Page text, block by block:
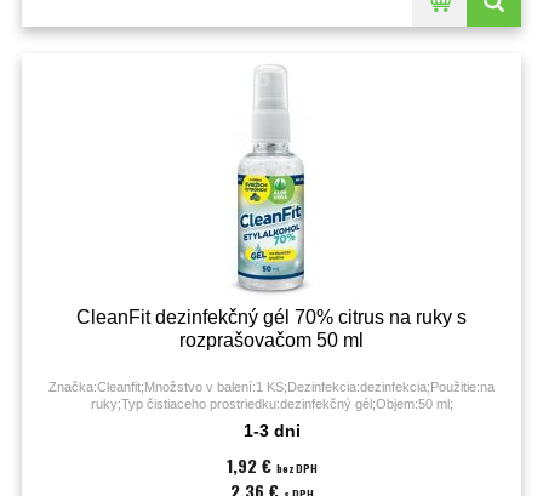
CleanFit dezinfekčný gél 70% citrus na ruky s
rozprašovačom 50 ml
Značka:Cleanfit;Množstvo v balení:1 KS;Dezinfekcia:dezinfekcia;Použitie:na
ruky;Typ čistiaceho prostriedku:dezinfekčný gél;Objem:50 ml;
1-3 dni
1,92 € bez DPH
2,36 €